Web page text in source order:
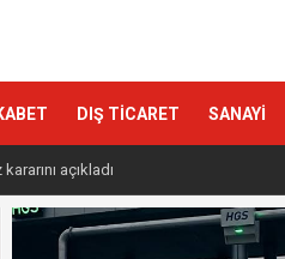
DIŞ TİCARET SANAYİ
açıkladı